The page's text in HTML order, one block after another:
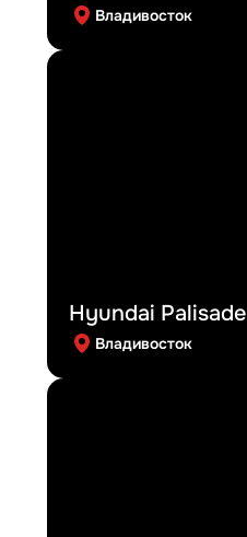
Владивосток
Hyundai Palisade
Владивосток